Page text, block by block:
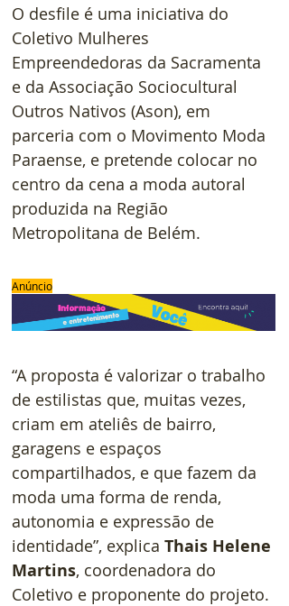
O desfile é uma iniciativa do
Coletivo Mulheres
Empreendedoras da Sacramenta
e da Associação Sociocultural
Outros Nativos (Ason), em
parceria com o Movimento Moda
Paraense, e pretende colocar no
centro da cena a moda autoral
produzida na Região
Metropolitana de Belém.
Anúncio
“A proposta é valorizar o trabalho
de estilistas que, muitas vezes,
criam em ateliês de bairro,
garagens e espaços
compartilhados, e que fazem da
moda uma forma de renda,
autonomia e expressão de
identidade”, explica Thais Helene
Martins, coordenadora do
Coletivo e proponente do projeto.